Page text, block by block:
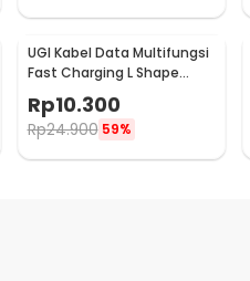
UGI Kabel Data Multifungsi
Fast Charging L Shape
Braided 5V 2A 1M USB Type
C - UGI02
Rp10.300
Rp24.900 59%